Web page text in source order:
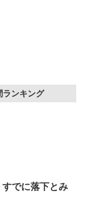
ランキング
でに落下とみ